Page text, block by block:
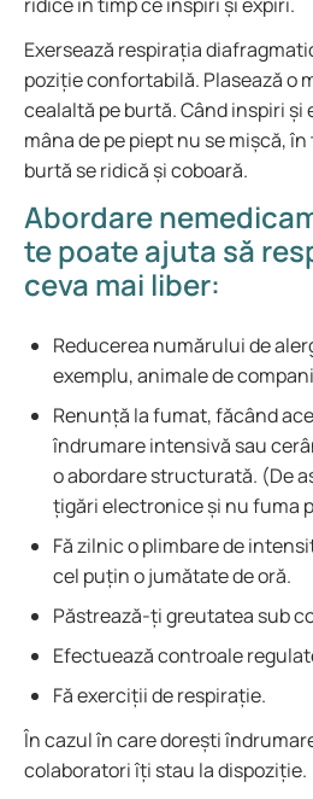
Exersează respirația
poziție confortabilă. Plasează o
cealaltă pe burtă. Când inspiri și
mâna de pe piept nu se mișcă,
burtă se ridică și coboară.
Abordare
te poate ajuta să
ceva mai liber:
Reducerea numărului de
exemplu, animale de
Renunță la fumat, făcând
îndrumare intensivă sau
o abordare structurată. (De
țigări electronice și nu fuma
Fă zilnic o plimbare de
cel puțin o jumătate de oră.
Păstrează-ți greutatea sub
Efectuează controale
Fă exerciții de respirație.
În cazul în care dorești
colaboratori îți stau la dispoziție.